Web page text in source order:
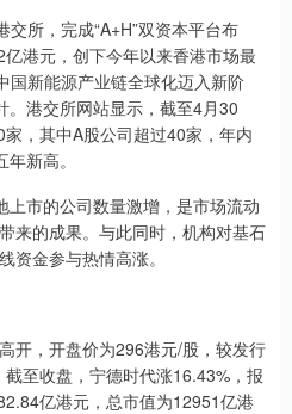
所，完成“A+H”双资本平台布
港元，创下今年以来香港市场最
国新能源产业链全球化迈入新阶
。港交所网站显示，截至4月30
，其中A股公司超过40家，年内
新高。
市的公司数量激增，是市场流动
来的成果。与此同时，机构对基石
资金参与热情高涨。
，开盘价为296港元/股，较发行
至收盘，宁德时代涨16.43%，报
亿港元，总市值为12951亿港